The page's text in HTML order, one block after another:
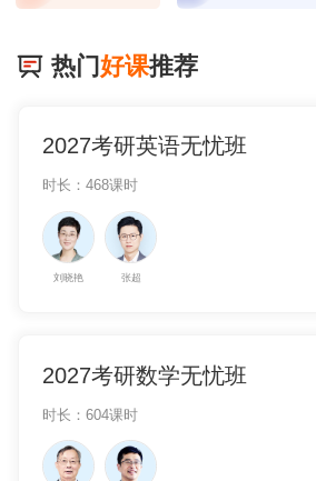
热门好课推荐
2027考研英语无忧班
时长：468课时
刘晓艳 张超
2027考研数学无忧班
时长：604课时